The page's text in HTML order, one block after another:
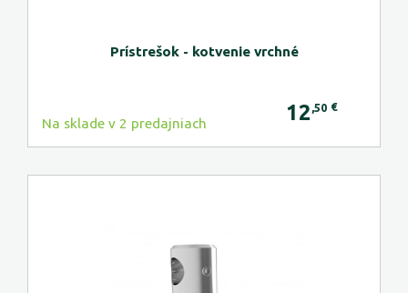
Prístrešok - kotvenie vrchné
Na sklade v 2 predajniach 12 ,50 €